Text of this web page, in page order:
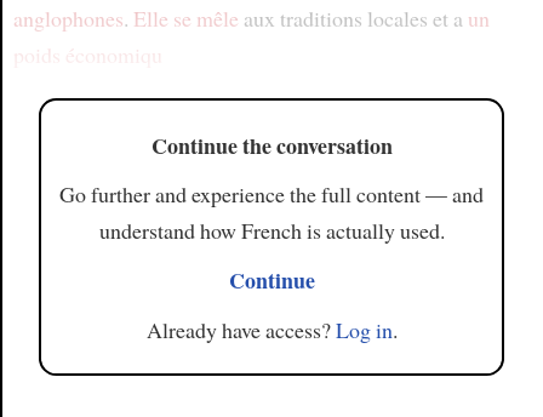
anglophones. Elle se mêle aux traditions locales et a un
poids économiqu
Continue the conversation
Go further and experience the full content — and
understand how French is actually used.
Continue
Already have access?Log in.